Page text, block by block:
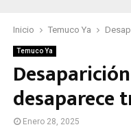
Inicio Temuco Ya
Temuco Ya
desaparece
Enero 28, 2025